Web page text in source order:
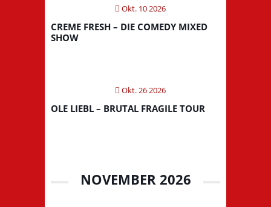
Okt. 10 2026
CREME FRESH – DIE COMEDY MIXED
SHOW
Okt. 26 2026
OLE LIEBL – BRUTAL FRAGILE TOUR
NOVEMBER 2026